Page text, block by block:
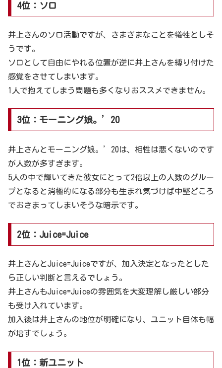
4位：ソロ
井上さんのソロ活動ですが、さまざまなことを犠牲としそ
うです。
ソロとして自由にやれる位置が逆に井上さんを縛り付けた
感覚をさせてしまいます。
1人で抱えてしまう問題も多くなりおススメできません。
3位：モーニング娘。’20
井上さんとモーニング娘。’20は、相性は悪くないのです
が人数が多すぎます。
5人の中で輝いてきた彼女にとって2倍以上の人数のグルー
プとなると消極的になる部分も生まれ気づけば中堅どころ
でおさまってしまいそうな暗示です。
2位：Juice=Juice
井上さんとJuice=Juiceですが、加入決定となったとした
ら正しい判断と言えるでしょう。
井上さんもJuice=Juiceの雰囲気を大変理解し厳しい部分
も受け入れています。
加入後は井上さんの地位が明確になり、ユニット自体も幅
が増すでしょう。
1位：新ユニット